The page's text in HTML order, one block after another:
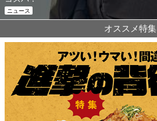
ニュース
オススメ特集